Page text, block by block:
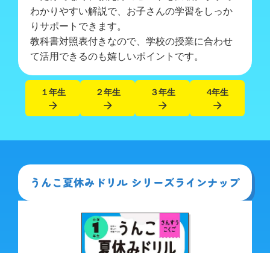
わかりやすい解説で、お子さんの学習をしっか
りサポートできます。
教科書対照表付きなので、学校の授業に合わせ
て活用できるのも嬉しいポイントです。
１年生
arrow_forward
２年生
arrow_forward
３年生
arrow_forward
4年生
arrow_forward
うんこ夏休みドリル シリーズラインナップ